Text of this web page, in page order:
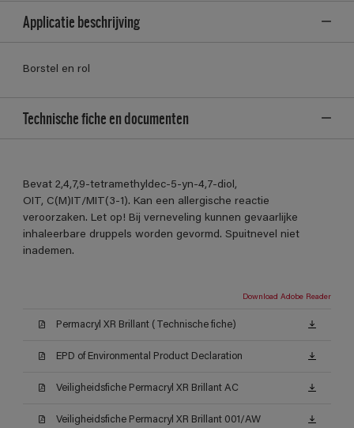
Applicatie beschrijving
Borstel en rol
Technische fiche en documenten
Bevat 2,4,7,9-tetramethyldec-5-yn-4,7-diol,
OIT, C(M)IT/MIT(3-1). Kan een allergische reactie
veroorzaken. Let op! Bij verneveling kunnen gevaarlijke
inhaleerbare druppels worden gevormd. Spuitnevel niet
inademen.
Download Adobe Reader
Permacryl XR Brillant (Technische fiche)
EPD of Environmental Product Declaration
Veiligheidsfiche Permacryl XR Brillant AC
Veiligheidsfiche Permacryl XR Brillant 001/AW